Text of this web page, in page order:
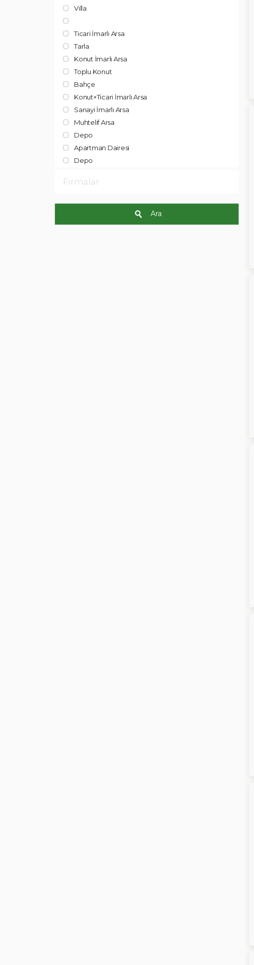
Villa
Ticari İmarlı Arsa
Tarla
Konut İmarlı Arsa
Toplu Konut
Bahçe
Konut+Ticari İmarlı Arsa
Sanayi İmarlı Arsa
Muhtelif Arsa
Depo
Apartman Dairesi
Depo
Firmalar
Ara